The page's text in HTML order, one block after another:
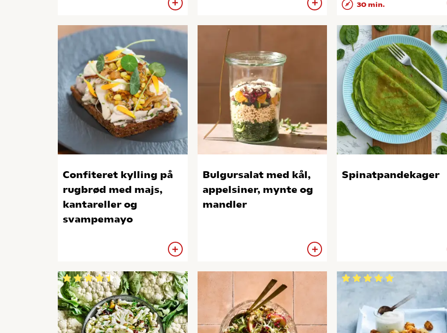
30 min.
Confiteret kylling på
rugbrød med majs,
kantareller og
svampemayo
Bulgursalat med kål,
appelsiner, mynte og
mandler
Spinatpandekager